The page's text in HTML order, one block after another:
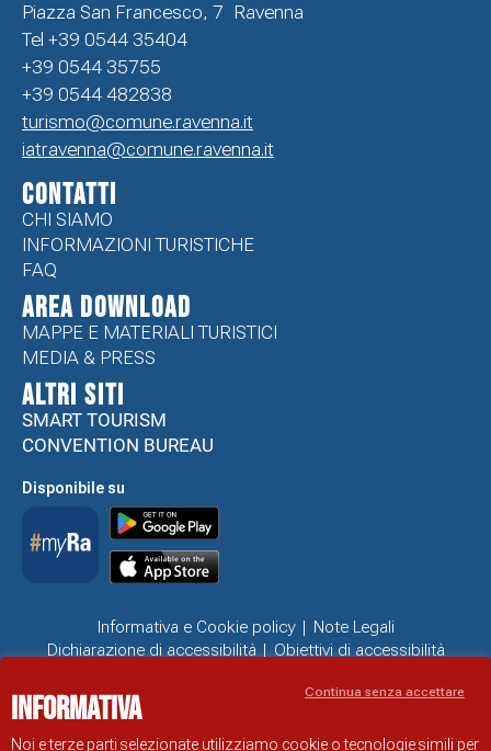
Piazza San Francesco, 7 Ravenna
Tel +39 0544 35404
+39 0544 35755
+39 0544 482838
turismo@comune.ravenna.it
iatravenna@comune.ravenna.it
CONTATTI
CHI SIAMO
INFORMAZIONI TURISTICHE
FAQ
Area Download
MAPPE E MATERIALI TURISTICI
MEDIA & PRESS
ALTRI SITI
SMART TOURISM
CONVENTION BUREAU
Disponibile su
Informativa e Cookie policy
Note Legali
Dichiarazione di accessibilità
Obiettivi di accessibilità
SITO UFFICIALE DI INFORMAZIONE TURISTICA DI RAVENNA
Informativa
Noi e terze parti selezionate utilizziamo cookie o tecnologie simili per
Continua senza accettare